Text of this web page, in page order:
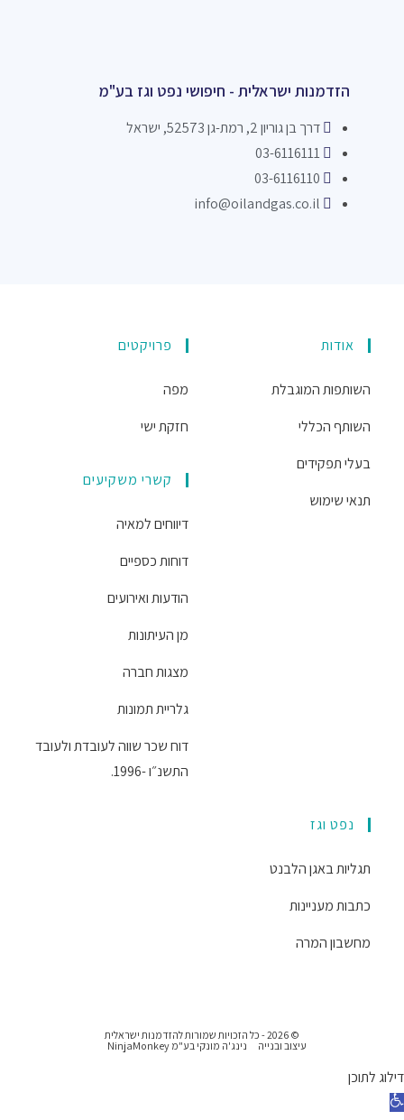
הזדמנות ישראלית - חיפושי נפט וגז בע"מ
דרך בן גוריון 2, רמת-גן 52573, ישראל
03-6116111
03-6116110
info@oilandgas.co.il
אודות
השותפות המוגבלת
השותף הכללי
בעלי תפקידים
תנאי שימוש
פרויקטים
מפה
חזקת ישי
קשרי משקיעים
דיווחים למאיה
דוחות כספיים
הודעות ואירועים
מן העיתונות
מצגות חברה
גלריית תמונות
דוח שכר שווה לעובדת ולעובד
התשנ״ו -1996.
נפט וגז
תגליות באגן הלבנט
כתבות מעניינות
מחשבון המרה
© 2026 - כל הזכויות שמורות להזדמנות ישראלית
עיצוב ובנייה
נינג'ה מונקי בע"מ NinjaMonkey
דילוג לתוכן
פתח סרגל נגישות